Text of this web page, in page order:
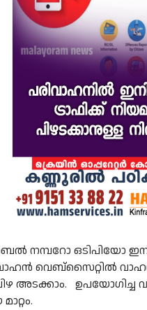
നമ്പറോ ഒടിപിയോ ഇനി
വെബ്‌സൈറ്റിൽ
അടക്കാം. ഉപയോഗിച്ച